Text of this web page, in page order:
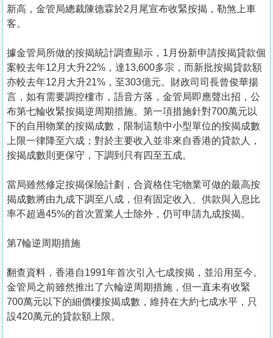
新高，金管局總裁陳德霖於2月尾宣布收緊按揭，勒煞上車
客。
據金管局所做的按揭統計調查顯示，1月份新申請按揭貸款個
案較去年12月大升22%，達13,600多宗，而新批按揭貸款額
亦較去年12月大升21%，至303億元。財政司司長曾俊華揚
言，如有需要調控樓市，語音方落，金管局即應聲出招，公
布第七輪收緊按揭逆周期措施。第一項措施針對700萬元以
下的自用物業的按揭成數，限制這類中小型單位的按揭成數
上限一律降至六成；對於主要收入並非來自香港的貸款人，
按揭成數則更保守，下調到只有四至五成。
當局雖然修定按揭保險計劃，合資格住宅物業可做的最高按
揭成數將由九成下調至八成，但有固定收入、供款與入息比
率不超過45%的首次置業人士除外，仍可申請九成按揭。
第7輪逆周期措施
翻查資料，香港自1991年首次引入七成按揭，並沿用至今。
金管局之前雖然推出了六輪逆周期措施，但一直未有收緊
700萬元以下的細價樓按揭成數，維持在大約七成水平，只
設420萬元的貸款額上限。